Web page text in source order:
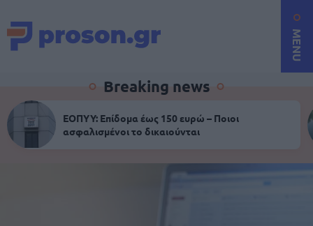
MENU
Breaking news
ΕΟΠΥΥ: Επίδομα έως 150 ευρώ – Ποιοι
ασφαλισμένοι το δικαιούνται